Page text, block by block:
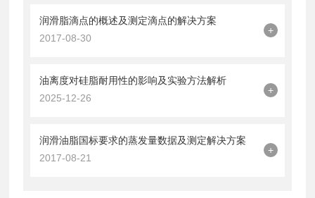
润滑脂滴点的概述及测定滴点的解决方案
2017-08-30
+
油离度对硅脂耐用性的影响及实验方法解析
2025-12-26
+
润滑油脂国标要求的蒸发量数据及测定解决方案
2017-08-21
+